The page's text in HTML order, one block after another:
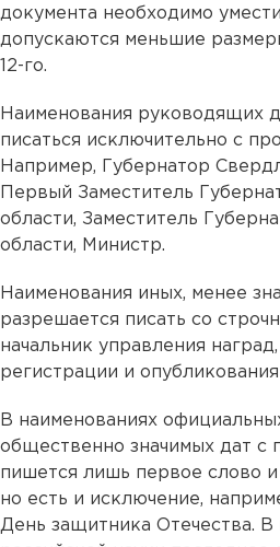
документа необходимо
допускаются меньшие
12-го.
Наименования руководящих
писаться исключительно с
Например, Губернатор
Первый Заместитель
области, Заместитель
области, Министр.
Наименования иных, менее
разрешается писать со
начальник управления
регистрации и
В наименованиях
общественно значимых дат с
пишется лишь первое слово
но есть и исключение,
День защитника Отечества. В